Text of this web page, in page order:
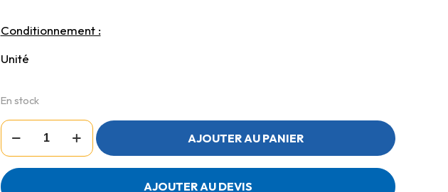
Conditionnement :
Unité
En stock
quantité
FLEXI
AJOUTER AU PANIER
AJOUTER AU DEVIS